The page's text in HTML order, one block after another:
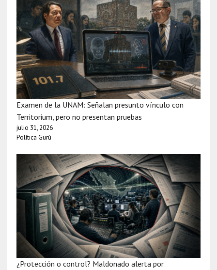
Examen de la UNAM: Señalan presunto vínculo con
Territorium, pero no presentan pruebas
julio 31, 2026
Política Gurú
¿Protección o control? Maldonado alerta por